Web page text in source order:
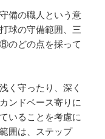
備の職人という意
球の守備範囲、三
のどの点を採って
く守ったり、深く
ンドベース寄りに
いることを考慮に
囲は、ステップ